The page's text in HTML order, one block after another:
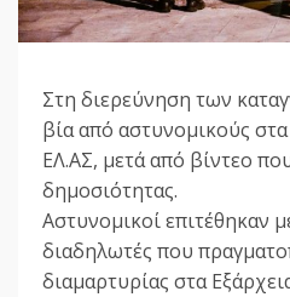
Στη διερεύνηση των
βία από αστυνομικούς
ΕΛ.ΑΣ, μετά από βίντεο
δημοσιότητας.
Αστυνομικοί επιτέθηκαν
διαδηλωτές που
διαμαρτυρίας στα